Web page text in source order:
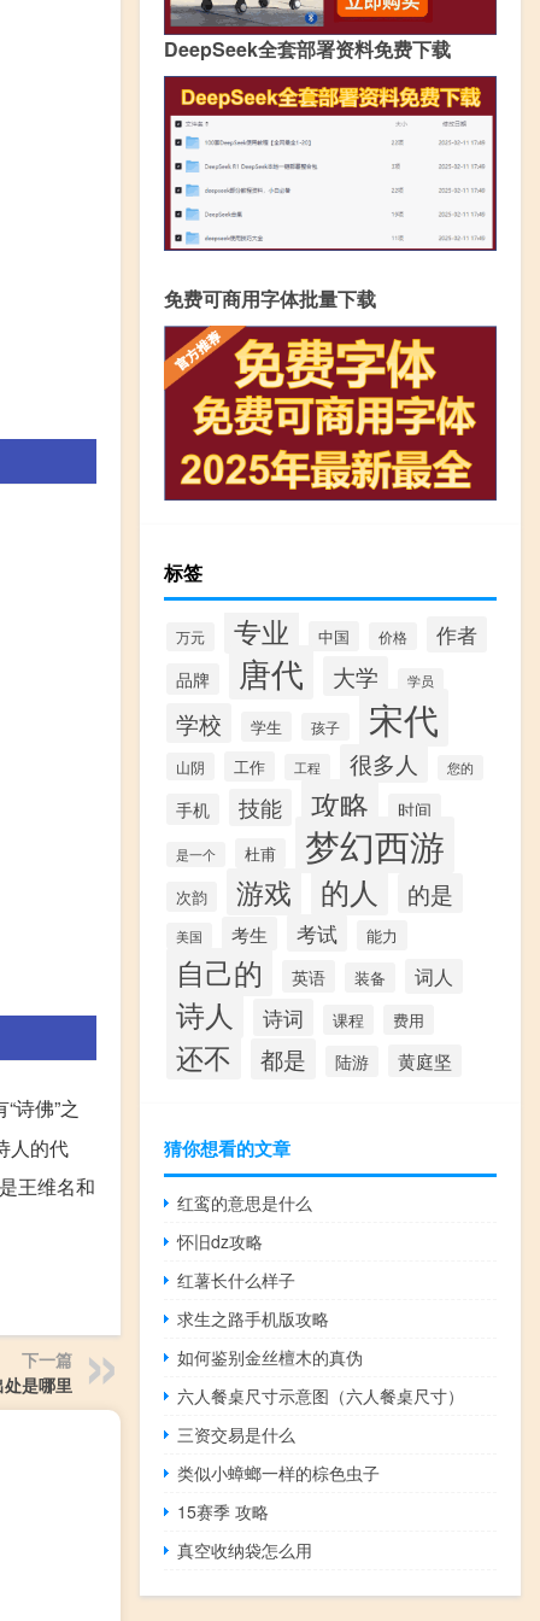
诗佛”之
人的代
王维名和
下一篇
处是哪里
DeepSeek全套部署资料免费下载
免费可商用字体批量下载
标签
万元 专业 中国 价格 作者
品牌 唐代 大学 学员
学校 学生 孩子 宋代
山阴 工作 工程 很多人 您的
手机 技能 攻略 时间
是一个 杜甫 梦幻西游
次韵 游戏 的人 的是
美国 考生 考试 能力
自己的 英语 装备 词人
诗人 诗词 课程 费用
还不 都是 陆游 黄庭坚
猜你想看的文章
红鸾的意思是什么
怀旧dz攻略
红薯长什么样子
求生之路手机版攻略
如何鉴别金丝檀木的真伪
六人餐桌尺寸示意图（六人餐桌尺寸）
三资交易是什么
类似小蟑螂一样的棕色虫子
15赛季 攻略
真空收纳袋怎么用